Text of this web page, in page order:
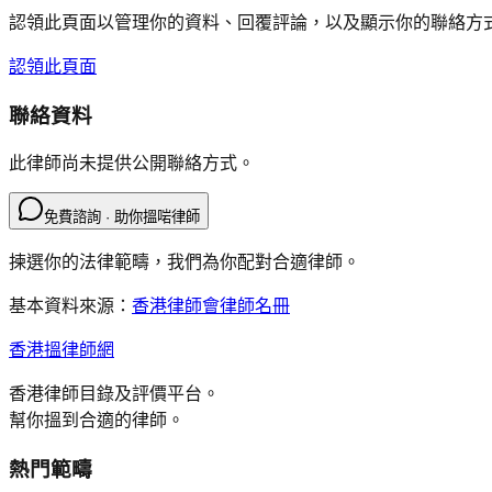
認領此頁面以管理你的資料、回覆評論，以及顯示你的聯絡方
認領此頁面
聯絡資料
此律師尚未提供公開聯絡方式。
免費諮詢 · 助你搵啱律師
揀選你的法律範疇，我們為你配對合適律師。
基本資料來源： 香港律師會律師名冊
香港搵律師網
香港律師目錄及評價平台。
幫你搵到合適的律師。
熱門範疇